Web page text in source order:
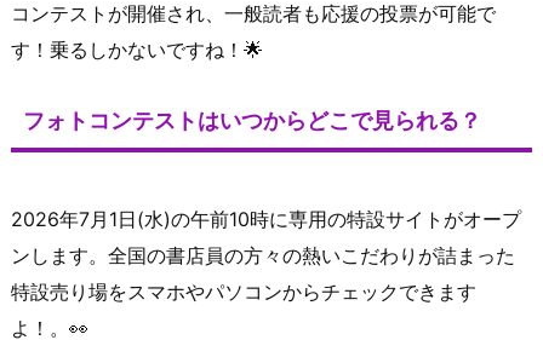
コンテストが開催され、一般読者も応援の投票が可能で
す！乗るしかないですね！🌟
フォトコンテストはいつからどこで見られる？
2026年7月1日(水)の午前10時に専用の特設サイトがオープ
ンします。全国の書店員の方々の熱いこだわりが詰まった
特設売り場をスマホやパソコンからチェックできます
よ！。👀